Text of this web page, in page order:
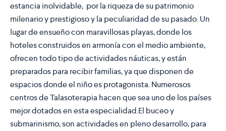
estancia inolvidable, por la riqueza de su patrimonio
milenario y prestigiosoy la peculiaridad de su pasado. Un
lugar de ensueño con maravillosas playas, donde los
hoteles construidos en armonía con el medio ambiente,
ofrecen todo tipo de actividades náuticas, y están
preparados para recibir familias, ya que disponen de
espacios donde el niño es protagonista. Numerosos
centros de Talasoterapia hacen que sea uno de los países
mejor dotados en esta especialidad.El buceo y
submarinismo, son actividades en pleno desarrollo, para